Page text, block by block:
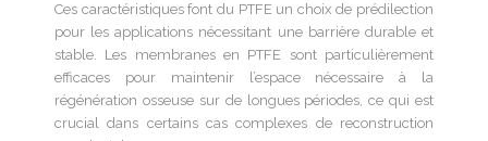
Ces caractéristiques font du PTFE un choix de prédilection
pour les applications nécessitant une barrière durable et
stable. Les membranes en PTFE sont particulièrement
efficaces pour maintenir l’espace nécessaire à la
régénération osseuse sur de longues périodes, ce qui est
crucial dans certains cas complexes de reconstruction